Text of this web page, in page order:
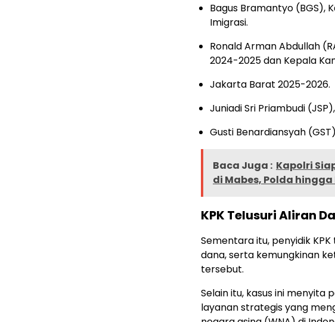
Bagus Bramantyo (BGS),
Imigrasi.
Ronald Arman Abdullah
2024-2025 dan Kepala
Jakarta Barat 2025-2026.
Juniadi Sri Priambudi
Gusti Benardiansyah
Baca Juga : Kapolri
di Mabes, Polda hingga
KPK Telusuri Aliran
Sementara itu, penyidik
dana, serta kemungkinan
tersebut.
Selain itu, kasus ini
layanan strategis yang